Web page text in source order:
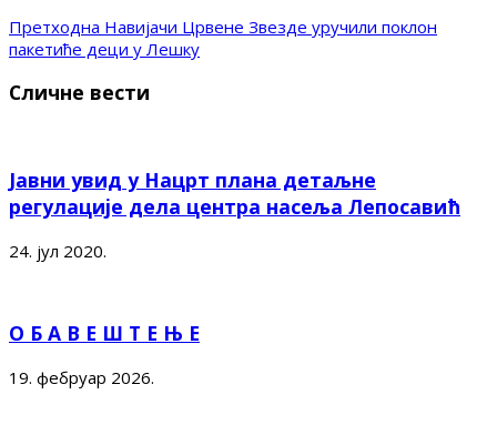
Претходна Навијачи Црвене Звезде уручили поклон
пакетиће деци у Лешку
Сличне вести
Јавни увид у Нацрт плана детаљне
регулације дела центра насеља Лепосавић
24. јул 2020.
О Б А В Е Ш Т Е Њ Е
19. фебруар 2026.